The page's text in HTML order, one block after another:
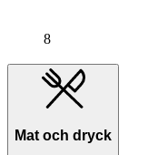
8
Mat och dryck